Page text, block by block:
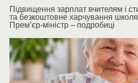
Підвищення зарплат вчителям і
та безкоштовне харчування
Прем’єр-міністр – подробиці